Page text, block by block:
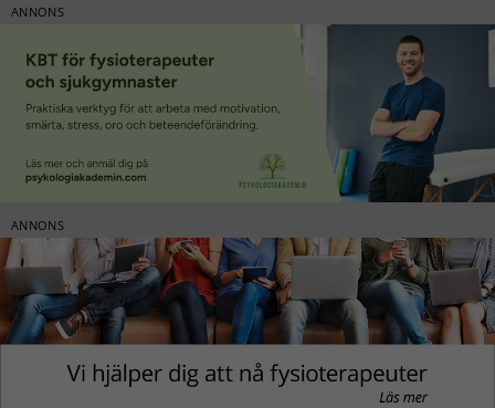
ANNONS
ANNONS